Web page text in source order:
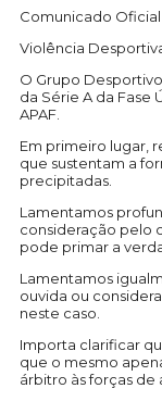
Comunicado Oficial
Violência
O Grupo
da Série A da Fase
APAF.
Em primeiro lugar,
que sustentam a
precipitadas.
Lamentamos
consideração pelo
pode primar a
Lamentamos
ouvida ou
neste caso.
Importa clarificar
que o mesmo
árbitro às forças